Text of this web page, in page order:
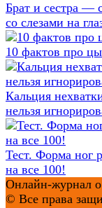
Брат и сестра —
со слезами на
10 фактов про
Кальция
нельзя
Тест. Форма ног
на все 100!
Онлайн-журнал
© Все права